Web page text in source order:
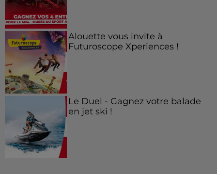
Alouette vous invite à
Futuroscope Xperiences !
Le Duel - Gagnez votre balade
en jet ski !